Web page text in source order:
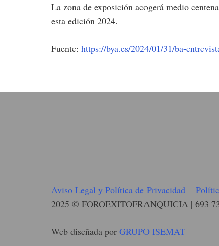
La zona de exposición acogerá medio
esta edición 2024.
Fuente: https://bya.es/2024/01/31/ba-
Aviso Legal y Política de Privacidad –
2025 © FOROEXITOFRANQUICIA | 693
Web diseñada por GRUPO ISEMAT